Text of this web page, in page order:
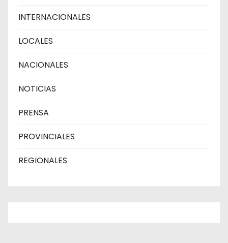
INTERNACIONALES
LOCALES
NACIONALES
NOTICIAS
PRENSA
PROVINCIALES
REGIONALES